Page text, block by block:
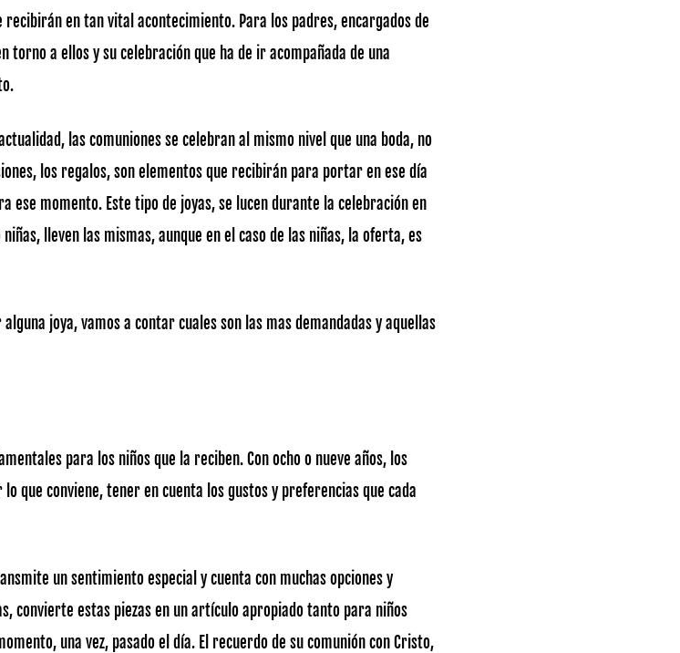
en tan vital acontecimiento. Para los padres, encargados de
a ellos y su celebración que ha de ir acompañada de una
las comuniones se celebran al mismo nivel que una boda, no
los regalos, son elementos que recibirán para portar en ese día
ese momento. Este tipo de joyas, se lucen durante la celebración en
lleven las mismas, aunque en el caso de las niñas, la oferta, es
joya, vamos a contar cuales son las mas demandadas y aquellas
para los niños que la reciben. Con ocho o nueve años, los
que conviene, tener en cuenta los gustos y preferencias que cada
un sentimiento especial y cuenta con muchas opciones y
convierte estas piezas en un artículo apropiado tanto para niños
una vez, pasado el día. El recuerdo de su comunión con Cristo,